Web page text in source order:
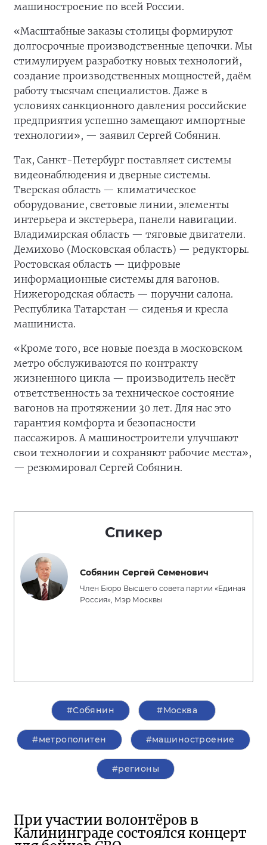
машиностроение по всей России.
«Масштабные заказы столицы формируют
долгосрочные производственные цепочки. Мы
стимулируем разработку новых технологий,
создание производственных мощностей, даём
работу тысячам специалистов. Даже в
условиях санкционного давления российские
предприятия успешно замещают импортные
технологии», — заявил Сергей Собянин.
Так, Санкт-Петербург поставляет системы
видеонаблюдения и дверные системы.
Тверская область — климатическое
оборудование, световые линии, элементы
интерьера и экстерьера, панели навигации.
Владимирская область — тяговые двигатели.
Демихово (Московская область) — редукторы.
Ростовская область — цифровые
информационные системы для вагонов.
Нижегородская область — поручни салона.
Республика Татарстан — сиденья и кресла
машиниста.
«Кроме того, все новые поезда в московском
метро обслуживаются по контракту
жизненного цикла — производитель несёт
ответственность за техническое состояние
вагонов на протяжении 30 лет. Для нас это
гарантия комфорта и безопасности
пассажиров. А машиностроители улучшают
свои технологии и сохраняют рабочие места»,
— резюмировал Сергей Собянин.
Спикер
Собянин Сергей Семенович
Член Бюро Высшего совета партии «Единая
Россия», Мэр Москвы
#Собянин #Москва
#метрополитен #машиностроение
#регионы
При участии волонтёров в
Калининграде состоялся концерт